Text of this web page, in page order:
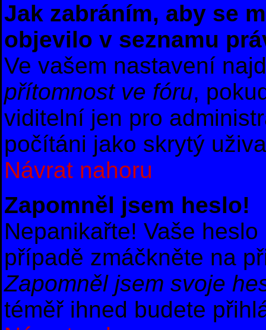
Jak zabráním, aby se
objevilo v seznamu
Ve vašem nastavení
přítomnost ve fóru,
viditelní jen pro
počítáni jako skrytý
Návrat nahoru
Zapomněl jsem heslo!
Nepanikařte! Vaše
případě zmáčkněte na
Zapomněl jsem svoje
téměř ihned budete